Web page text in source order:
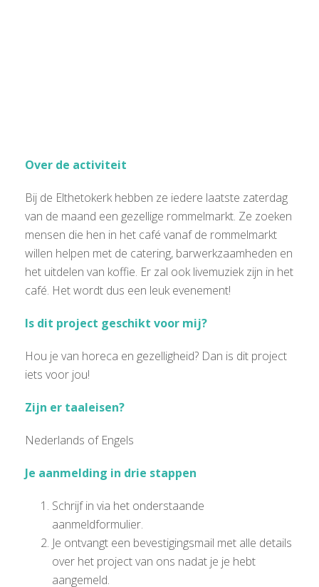
Over de activiteit
Bij de Elthetokerk hebben ze iedere laatste zaterdag
van de maand een gezellige rommelmarkt. Ze zoeken
mensen die hen in het café vanaf de rommelmarkt
willen helpen met de catering, barwerkzaamheden en
het uitdelen van koffie. Er zal ook livemuziek zijn in het
café. Het wordt dus een leuk evenement!
Is dit project geschikt voor mij?
Hou je van horeca en gezelligheid? Dan is dit project
iets voor jou!
Zijn er taaleisen?
Nederlands of Engels
Je aanmelding in drie stappen
Schrijf in via het onderstaande
aanmeldformulier.
Je ontvangt een bevestigingsmail met alle details
over het project van ons nadat je je hebt
aangemeld.